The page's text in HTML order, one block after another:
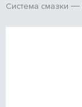
Система смазки